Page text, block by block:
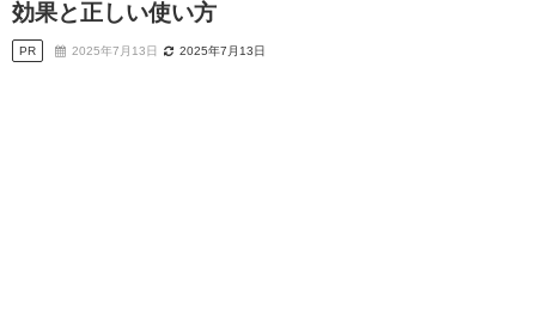
効果と正しい使い方
PR 2025年7月13日 2025年7月13日